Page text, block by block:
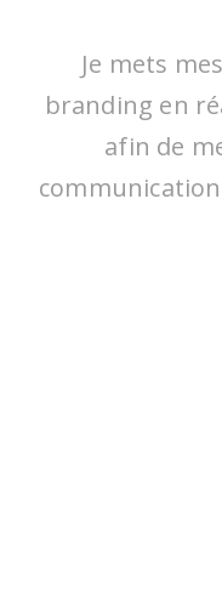
Je mets
branding en
afin de